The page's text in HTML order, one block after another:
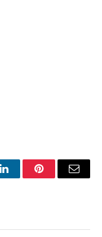
LinkedInPinterestEmail